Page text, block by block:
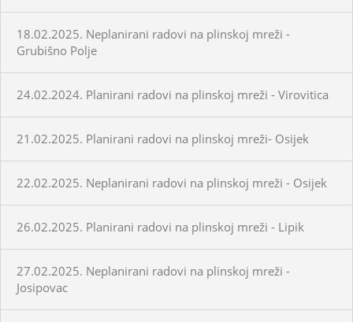
18.02.2025. Neplanirani radovi na plinskoj mreži -
Grubišno Polje
24.02.2024. Planirani radovi na plinskoj mreži - Virovitica
21.02.2025. Planirani radovi na plinskoj mreži- Osijek
22.02.2025. Neplanirani radovi na plinskoj mreži - Osijek
26.02.2025. Planirani radovi na plinskoj mreži - Lipik
27.02.2025. Neplanirani radovi na plinskoj mreži -
Josipovac